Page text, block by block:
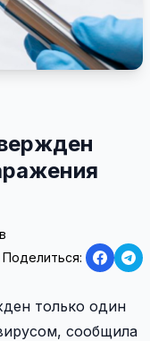
Поделиться:
только один
сообщила